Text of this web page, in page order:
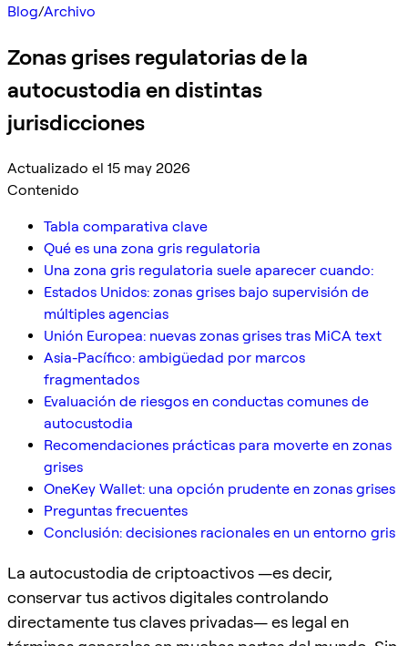
Blog/Archivo
Zonas grises regulatorias de la
autocustodia en distintas
jurisdicciones
Actualizado el 15 may 2026
Contenido
Tabla comparativa clave
Qué es una zona gris regulatoria
Una zona gris regulatoria suele aparecer cuando:
Estados Unidos: zonas grises bajo supervisión de
múltiples agencias
Unión Europea: nuevas zonas grises tras MiCA text
Asia-Pacífico: ambigüedad por marcos
fragmentados
Evaluación de riesgos en conductas comunes de
autocustodia
Recomendaciones prácticas para moverte en zonas
grises
OneKey Wallet: una opción prudente en zonas grises
Preguntas frecuentes
Conclusión: decisiones racionales en un entorno gris
La autocustodia de criptoactivos —es decir,
conservar tus activos digitales controlando
directamente tus claves privadas— es legal en